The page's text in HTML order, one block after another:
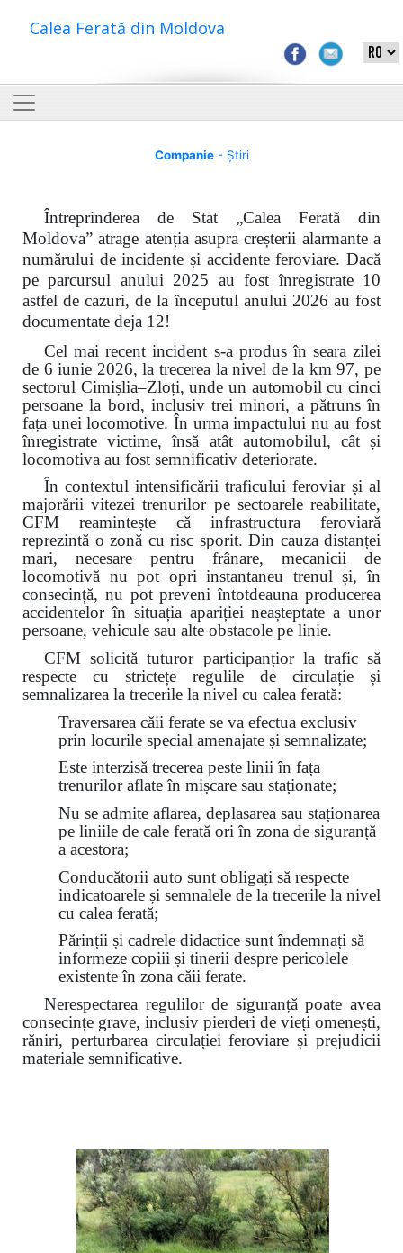
Calea Ferată din Moldova
Companie- Știri
Întreprinderea de Stat „Calea Ferată din
Moldova” atrage atenția asupra creșterii alarmante a
numărului de incidente și accidente feroviare. Dacă
pe parcursul anului 2025 au fost înregistrate 10
astfel de cazuri, de la începutul anului 2026 au fost
documentate deja 12!
Cel mai recent incident s-a produs în seara zilei
de 6 iunie 2026, la trecerea la nivel de la km 97, pe
sectorul Cimișlia–Zloți, unde un automobil cu cinci
persoane la bord, inclusiv trei minori, a pătruns în
fața unei locomotive. În urma impactului nu au fost
înregistrate victime, însă atât automobilul, cât și
locomotiva au fost semnificativ deteriorate.
În contextul intensificării traficului feroviar și al
majorării vitezei trenurilor pe sectoarele reabilitate,
CFM reamintește că infrastructura feroviară
reprezintă o zonă cu risc sporit. Din cauza distanței
mari, necesare pentru frânare, mecanicii de
locomotivă nu pot opri instantaneu trenul și, în
consecință, nu pot preveni întotdeauna producerea
accidentelor în situația apariției neașteptate a unor
persoane, vehicule sau alte obstacole pe linie.
CFM solicită tuturor participanțior la trafic să
respecte cu strictețe regulile de circulație și
semnalizarea la trecerile la nivel cu calea ferată:
Traversarea căii ferate se va efectua exclusiv
prin locurile special amenajate și semnalizate;
Este interzisă trecerea peste linii în fața
trenurilor aflate în mișcare sau staționate;
Nu se admite aflarea, deplasarea sau staționarea
pe liniile de cale ferată ori în zona de siguranță
a acestora;
Conducătorii auto sunt obligați să respecte
indicatoarele și semnalele de la trecerile la nivel
cu calea ferată;
Părinții și cadrele didactice sunt îndemnați să
informeze copiii și tinerii despre pericolele
existente în zona căii ferate.
Nerespectarea regulilor de siguranță poate avea
consecințe grave, inclusiv pierderi de vieți omenești,
răniri, perturbarea circulației feroviare și prejudicii
materiale semnificative.